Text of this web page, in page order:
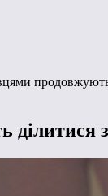
ділитися